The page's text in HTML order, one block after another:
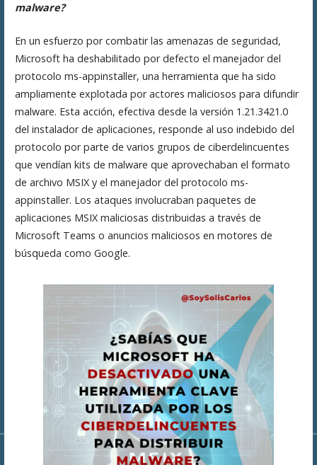
malware?
En un esfuerzo por combatir las amenazas de seguridad,
Microsoft ha deshabilitado por defecto el manejador del
protocolo ms-appinstaller, una herramienta que ha sido
ampliamente explotada por actores maliciosos para difundir
malware. Esta acción, efectiva desde la versión 1.21.3421.0
del instalador de aplicaciones, responde al uso indebido del
protocolo por parte de varios grupos de ciberdelincuentes
que vendían kits de malware que aprovechaban el formato
de archivo MSIX y el manejador del protocolo ms-
appinstaller. Los ataques involucraban paquetes de
aplicaciones MSIX maliciosas distribuidas a través de
Microsoft Teams o anuncios maliciosos en motores de
búsqueda como Google​​.